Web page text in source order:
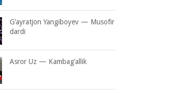
G’ayratjon Yangiboyev — Musofir
dardi
Asror Uz — Kambag’allik